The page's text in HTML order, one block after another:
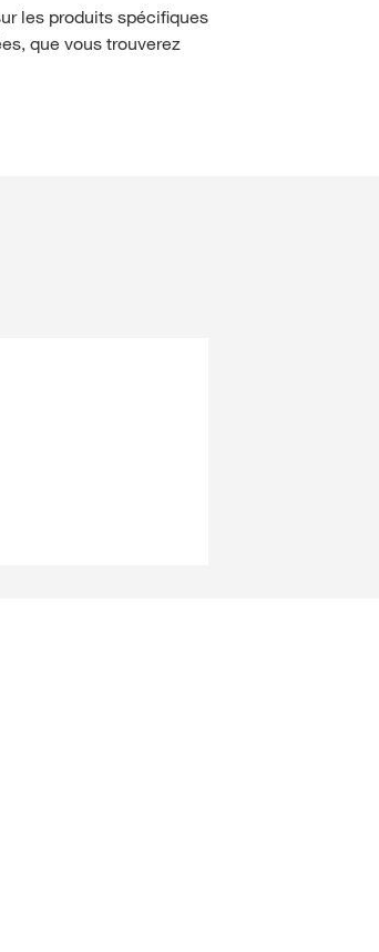
les produits spécifiques
que vous trouverez